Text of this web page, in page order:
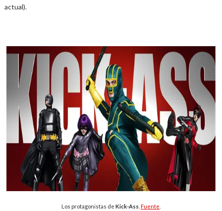
actual).
Los protagonistas de Kick-Ass Fuente